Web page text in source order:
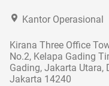
Kantor Operasional
Kirana Three Office
No.2, Kelapa Gading
Gading, Jakarta Utara,
Jakarta 14240